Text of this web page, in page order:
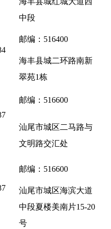
中段
邮编：516400
海丰县城二环路南新
翠苑1栋
邮编：516600
汕尾市城区二马路与
文明路交汇处
邮编：516600
汕尾市城区海滨大道
中段夏楼美南片15-20
号